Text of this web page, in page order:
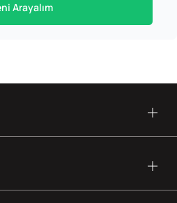
Arayalım